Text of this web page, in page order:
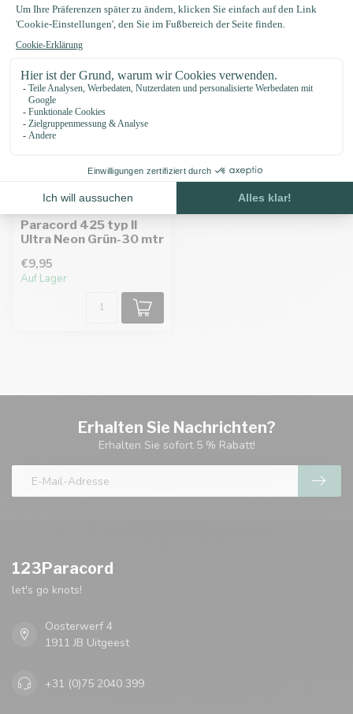
Zuletzt angesehen
Paracord 425 typ II
Ultra Neon Grün-30 mtr
€9,95
Auf Lager
Erhalten Sie Nachrichten?
Erhalten Sie sofort 5 % Rabatt!
123Paracord
let's go knots!
Oosterwerf 4
1911 JB Uitgeest
+31 (0)75 2040 399